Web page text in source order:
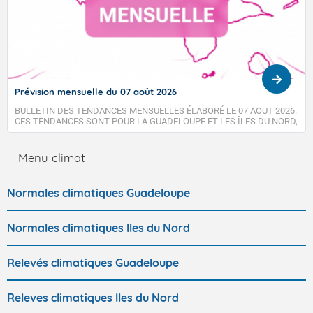
Prévision mensuelle du 07 août 2026
BULLETIN DES TENDANCES MENSUELLES ÉLABORÉ LE 07 AOUT 2026.
CES TENDANCES SONT POUR LA GUADELOUPE ET LES ÎLES DU NORD,
SAINT-MARTIN ET SAINT-BARTHÉLEMY.
Menu climat
Normales climatiques Guadeloupe
Normales climatiques Iles du Nord
Relevés climatiques Guadeloupe
Releves climatiques Iles du Nord